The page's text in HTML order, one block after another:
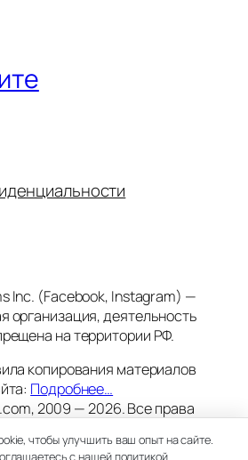
Inc. (Facebook, Instagram) —
организация, деятельность
на территории РФ.
копирования материалов
Подробнее…
2009 — 2026. Все права
на хостингеTimeweb
чтобы улучшить ваш опыт на сайте.
с нашей политикой